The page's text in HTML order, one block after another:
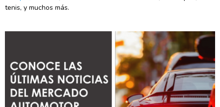
tenis, y muchos más.